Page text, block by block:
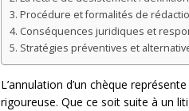
Procédure et formalités de
Conséquences juridiques et
Stratégies préventives et
L’annulation d’un chèque
rigoureuse. Que ce soit suite à un